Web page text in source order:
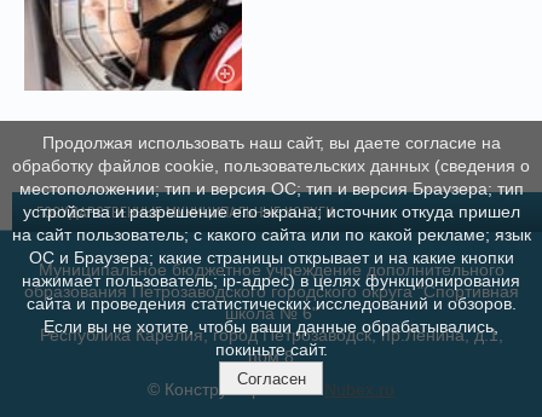
ГОСУДАРСТВЕННЫЕ МУНИЦИПАЛЬНЫЕ УСЛУГИ
Муниципальное бюджетное учреждение дополнительного
образования Петрозаводского городского округа "Спортивная
школа № 6"
Республика Карелия, город Петрозаводск, пр.Ленина, д.1,
пом.8
© Конструктор сайтов Nubex.ru
Продолжая использовать наш сайт, вы даете согласие на
обработку файлов cookie, пользовательских данных (сведения о
местоположении; тип и версия ОС; тип и версия Браузера; тип
устройства и разрешение его экрана; источник откуда пришел
на сайт пользователь; с какого сайта или по какой рекламе; язык
ОС и Браузера; какие страницы открывает и на какие кнопки
нажимает пользователь; ip-адрес) в целях функционирования
сайта и проведения статистических исследований и обзоров.
Если вы не хотите, чтобы ваши данные обрабатывались,
покиньте сайт.
Согласен